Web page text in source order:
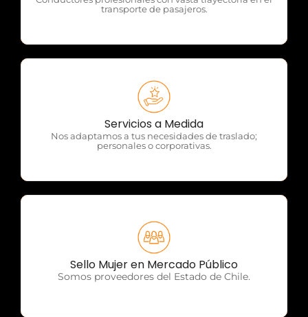
transporte de pasajeros.
Servicios a Medida
Nos adaptamos a tus necesidades de traslado;
personales o corporativas.
OTP Servicios
Sello Mujer en Mercado Público
Somos proveedores del Estado de Chile.
OTP Servicios